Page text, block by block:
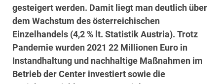
gesteigert werden. Damit liegt man deutlich über
dem Wachstum des österreichischen
Einzelhandels (4,2 % lt. Statistik Austria). Trotz
Pandemie wurden 2021 22 Millionen Euro in
Instandhaltung und nachhaltige Maßnahmen im
Betrieb der Center investiert sowie die